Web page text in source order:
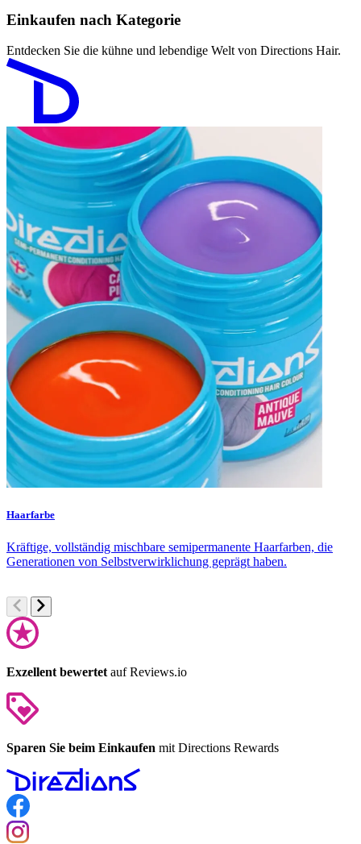
Einkaufen nach Kategorie
Entdecken Sie die kühne und lebendige Welt von Directions Hair.
Haarfarbe
Kräftige, vollständig mischbare semipermanente Haarfarben, die
Generationen von Selbstverwirklichung geprägt haben.
Exzellent bewertet auf Reviews.io
Sparen Sie beim Einkaufen mit Directions Rewards
Follow us on Facebook
Follow us on Instagram